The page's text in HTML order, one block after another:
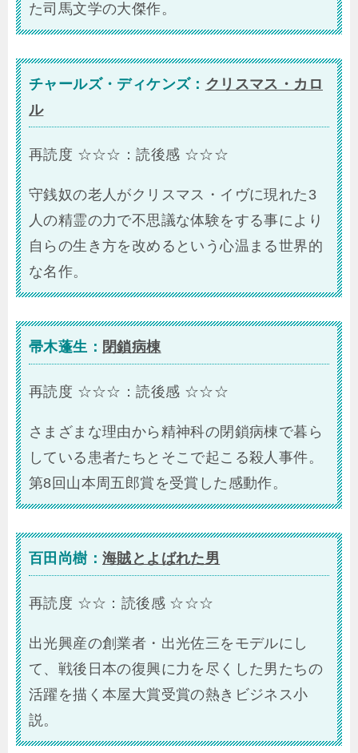
た司馬文学の大傑作。
チャールズ・ディケンズ： クリスマス・カロ
ル
再読度 ☆☆☆：読後感 ☆☆☆
守銭奴の老人がクリスマス・イヴに現れた3
人の精霊の力で不思議な体験をする事により
自らの生き方を改めるという心温まる世界的
な名作。
帚木蓬生： 閉鎖病棟
再読度 ☆☆☆：読後感 ☆☆☆
さまざまな理由から精神科の閉鎖病棟で暮ら
している患者たちとそこで起こる殺人事件。
第8回山本周五郎賞を受賞した感動作。
百田尚樹： 海賊とよばれた男
再読度 ☆☆：読後感 ☆☆☆
出光興産の創業者・出光佐三をモデルにし
て、戦後日本の復興に力を尽くした男たちの
活躍を描く本屋大賞受賞の熱きビジネス小
説。